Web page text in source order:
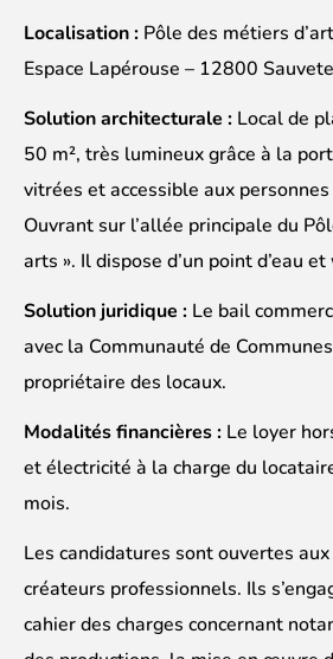
Localisation : Pôle des métiers
Espace Lapérouse – 12800
Solution architecturale : Local de
50 m², très lumineux grâce à la
vitrées et accessible aux
Ouvrant sur l’allée principale du
arts ». Il dispose d’un point d’eau et
Solution juridique : Le bail
avec la Communauté de
propriétaire des locaux.
Modalités financières : Le loyer
et électricité à la charge du
mois.
Les candidatures sont ouvertes
créateurs professionnels. Ils
cahier des charges concernant